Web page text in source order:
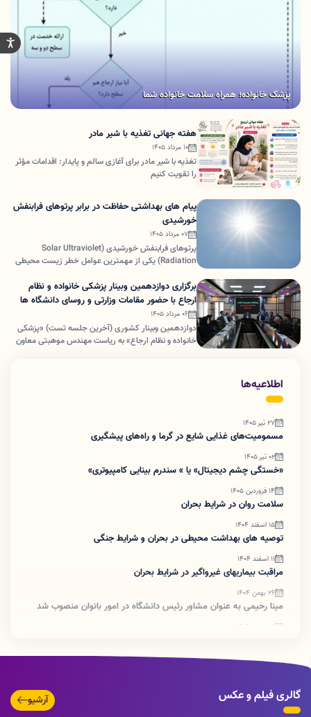
پزشک خانواده؛ همراه سلامت خانواده شما
هفته جهانی تغذیه با شیر مادر
10 مرداد 1405
تغذیه با شیر مادر برای آغازی سالم و پایدار: اقدامات مؤثر
را تقویت کنیم
پیام های بهداشتی حفاظت در برابر پرتوهای فرابنفش
خورشیدی
07 مرداد 1405
پرتوهای فرابنفش خورشیدی (Solar Ultraviolet
Radiation) یکی از مهمترین عوامل خطر زیست محیطی
پرتوها، منجر به ایجاد طیف وسیعی از عوارض بهداشتی
حاد و مزمن بر چشم و پوست (به ویژه سرطان ها) و
همچنین اختلال در عملکرد سیستم ایمنی بدن می گردد.
برگزاری دوازدهمین وبینار پزشکی خانواده و نظام
ارجاع با حضور مقامات وزارتی و روسای دانشگاه ها
06 مرداد 1405
دوازدهمین وبینار کشوری (آخرین جلسه تست) «پزشکی
خانواده و نظام ارجاع» به ریاست مهندس موهبتی معاون
اطلاعیه‌ها
27 تیر 1405
مسمومیت‌های غذایی شایع در گرما و راه‌های پیشگیری
02 تیر 1405
«خستگی چشم دیجیتال» یا » سندرم بینایی کامپیوتری»
14 فروردین 1405
سلامت روان در شرایط بحران
15 اسفند 1404
توصیه های بهداشت محیطی در بحران و شرایط جنگی
11 اسفند 1404
مراقبت بیماریهای غیرواگیر در شرایط بحران
26 بهمن 1404
مینا رحیمی به عنوان مشاور رئیس دانشگاه در امور بانوان منصوب شد
14 دی 1404
11 آبان 1404
گالری فیلم و عکس آرشیو